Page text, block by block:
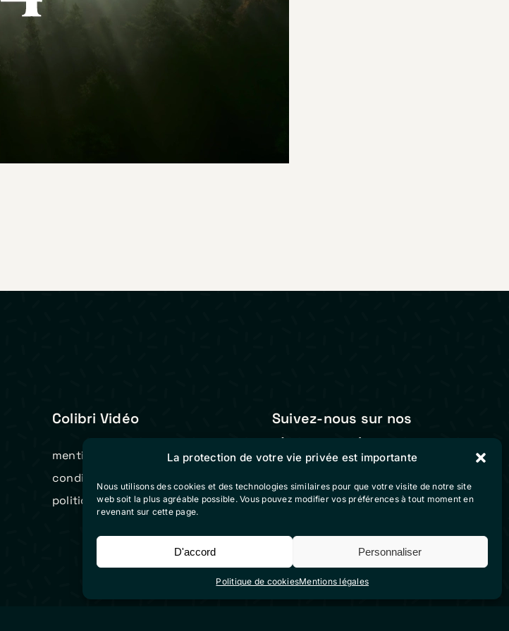
La protection de votre vie privée est importante
Nous utilisons des cookies et des technologies similaires pour que votre visite de notre site
web soit la plus agréable possible. Vous pouvez modifier vos préférences à tout moment en
revenant sur cette page.
D'accord Personnaliser
Politique de cookiesMentions légales
Colibri Vidéo
mentions légales
conditions générales de vente
politique de cookies (eu)
Suivez-nous sur nos
réseaux sociaux